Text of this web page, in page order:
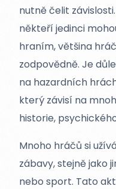
nutně čelit
někteří jedinci
hraním, většina
zodpovědně. Je
na hazardních
který závisí na
historie,
Mnoho hráčů si
zábavy, stejně jako
nebo sport. Tato